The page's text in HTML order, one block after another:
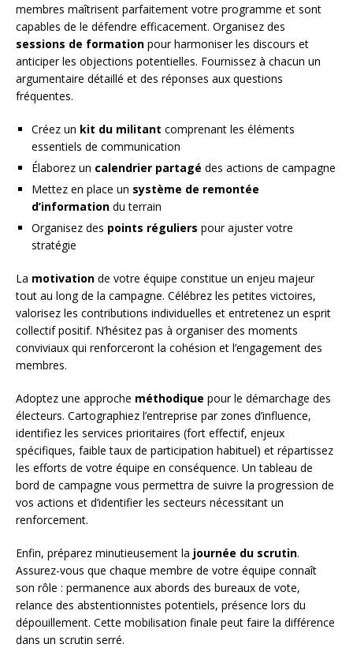
membres maîtrisent parfaitement votre programme et sont
capables de le défendre efficacement. Organisez des
sessions de formation pour harmoniser les discours et
anticiper les objections potentielles. Fournissez à chacun un
argumentaire détaillé et des réponses aux questions
fréquentes.
Créez un kit du militant comprenant les éléments
essentiels de communication
Élaborez un calendrier partagé des actions de campagne
Mettez en place un système de remontée
d’information du terrain
Organisez des points réguliers pour ajuster votre
stratégie
La motivation de votre équipe constitue un enjeu majeur
tout au long de la campagne. Célébrez les petites victoires,
valorisez les contributions individuelles et entretenez un esprit
collectif positif. N’hésitez pas à organiser des moments
conviviaux qui renforceront la cohésion et l’engagement des
membres.
Adoptez une approche méthodique pour le démarchage des
électeurs. Cartographiez l’entreprise par zones d’influence,
identifiez les services prioritaires (fort effectif, enjeux
spécifiques, faible taux de participation habituel) et répartissez
les efforts de votre équipe en conséquence. Un tableau de
bord de campagne vous permettra de suivre la progression de
vos actions et d’identifier les secteurs nécessitant un
renforcement.
Enfin, préparez minutieusement la journée du scrutin.
Assurez-vous que chaque membre de votre équipe connaît
son rôle : permanence aux abords des bureaux de vote,
relance des abstentionnistes potentiels, présence lors du
dépouillement. Cette mobilisation finale peut faire la différence
dans un scrutin serré.